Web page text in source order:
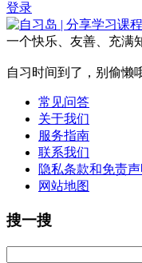
登录
一个快乐、友善、充满
自习时间到了，别偷懒
常见问答
关于我们
服务指南
联系我们
隐私条款和免责声
网站地图
搜一搜